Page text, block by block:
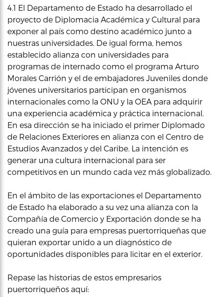
4.1 El Departamento de Estado ha desarrollado el
proyecto de Diplomacia Académica y Cultural para
exponer al país como destino académico junto a
nuestras universidades. De igual forma, hemos
establecido alianza con universidades para
programas de internado como el programa Arturo
Morales Carrión y el de embajadores Juveniles donde
jóvenes universitarios participan en organismos
internacionales como la ONU y la OEA para adquirir
una experiencia académica y práctica internacional.
En esa dirección se ha iniciado el primer Diplomado
de Relaciones Exteriores en alianza con el Centro de
Estudios Avanzados y del Caribe. La intención es
generar una cultura internacional para ser
competitivos en un mundo cada vez más globalizado.
En el ámbito de las exportaciones el Departamento
de Estado ha elaborado a su vez una alianza con la
Compañía de Comercio y Exportación donde se ha
creado una guía para empresas puertorriqueñas que
quieran exportar unido a un diagnóstico de
oportunidades disponibles para licitar en el exterior.
Repase las historias de estos empresarios
puertorriqueños aquí: